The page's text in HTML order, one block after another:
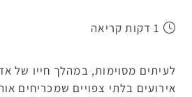
לעיתים מסוימות, במהלך חייו של
אירועים בלתי צפויים שמכריחים